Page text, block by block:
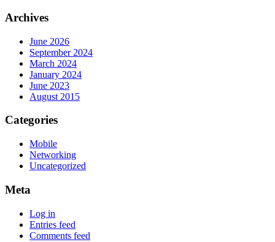
Archives
June 2026
September 2024
March 2024
January 2024
June 2023
August 2015
Categories
Mobile
Networking
Uncategorized
Meta
Log in
Entries feed
Comments feed